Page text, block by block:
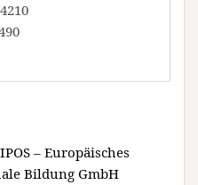
– Europäisches
Bildung GmbH